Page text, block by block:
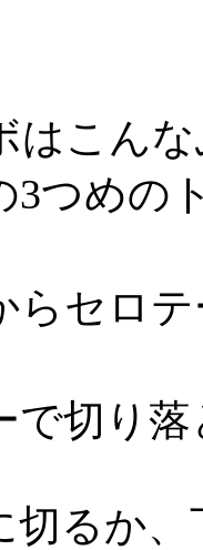
はこん
3つめの
らセロ
で切り
切るか